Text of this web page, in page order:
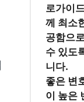
로가이
께 최소
공함으
수 있도
니다.
좋은 변
이 높은